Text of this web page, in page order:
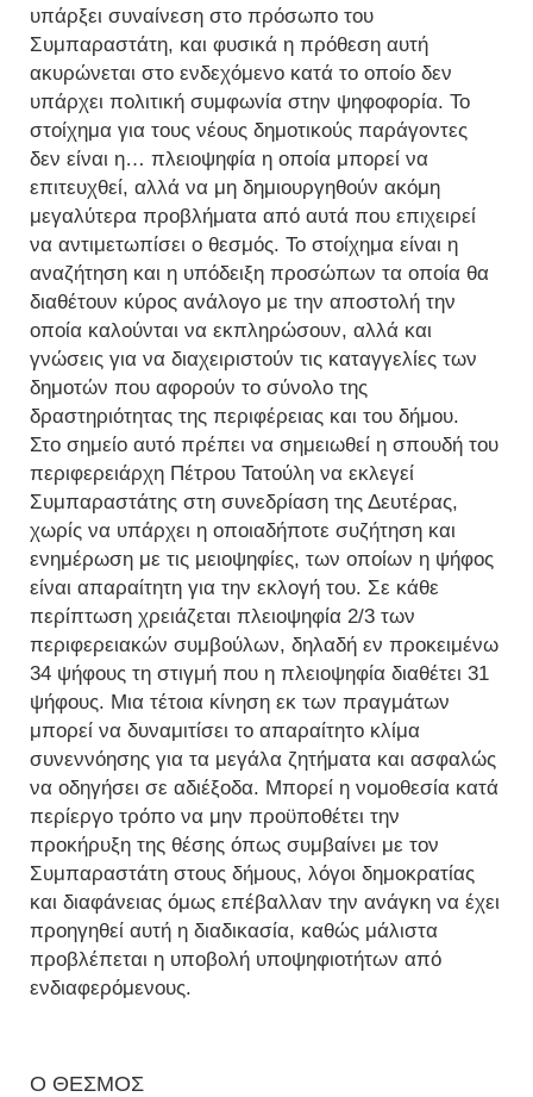
υπάρξει συναίνεση στο πρόσωπο του
Συμπαραστάτη, και φυσικά η πρόθεση αυτή
ακυρώνεται στο ενδεχόμενο κατά το οποίο δεν
υπάρχει πολιτική συμφωνία στην ψηφοφορία. Το
στοίχημα για τους νέους δημοτικούς παράγοντες
δεν είναι η… πλειοψηφία η οποία μπορεί να
επιτευχθεί, αλλά να μη δημιουργηθούν ακόμη
μεγαλύτερα προβλήματα από αυτά που επιχειρεί
να αντιμετωπίσει ο θεσμός. Το στοίχημα είναι η
αναζήτηση και η υπόδειξη προσώπων τα οποία θα
διαθέτουν κύρος ανάλογο με την αποστολή την
οποία καλούνται να εκπληρώσουν, αλλά και
γνώσεις για να διαχειριστούν τις καταγγελίες των
δημοτών που αφορούν το σύνολο της
δραστηριότητας της περιφέρειας και του δήμου.
Στο σημείο αυτό πρέπει να σημειωθεί η σπουδή του
περιφερειάρχη Πέτρου Τατούλη να εκλεγεί
Συμπαραστάτης στη συνεδρίαση της Δευτέρας,
χωρίς να υπάρχει η οποιαδήποτε συζήτηση και
ενημέρωση με τις μειοψηφίες, των οποίων η ψήφος
είναι απαραίτητη για την εκλογή του. Σε κάθε
περίπτωση χρειάζεται πλειοψηφία 2/3 των
περιφερειακών συμβούλων, δηλαδή εν προκειμένω
34 ψήφους τη στιγμή που η πλειοψηφία διαθέτει 31
ψήφους. Μια τέτοια κίνηση εκ των πραγμάτων
μπορεί να δυναμιτίσει το απαραίτητο κλίμα
συνεννόησης για τα μεγάλα ζητήματα και ασφαλώς
να οδηγήσει σε αδιέξοδα. Μπορεί η νομοθεσία κατά
περίεργο τρόπο να μην προϋποθέτει την
προκήρυξη της θέσης όπως συμβαίνει με τον
Συμπαραστάτη στους δήμους, λόγοι δημοκρατίας
και διαφάνειας όμως επέβαλλαν την ανάγκη να έχει
προηγηθεί αυτή η διαδικασία, καθώς μάλιστα
προβλέπεται η υποβολή υποψηφιοτήτων από
ενδιαφερόμενους.
Ο ΘΕΣΜΟΣ